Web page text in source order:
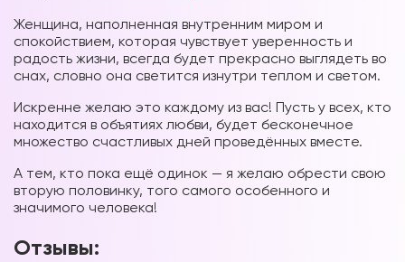
Женщина, наполненная внутренним миром и
спокойствием, которая чувствует уверенность и
радость жизни, всегда будет прекрасно выглядеть во
снах, словно она светится изнутри теплом и светом.
Искренне желаю это каждому из вас! Пусть у всех, кто
находится в объятиях любви, будет бесконечное
множество счастливых дней проведённых вместе.
А тем, кто пока ещё одинок — я желаю обрести свою
вторую половинку, того самого особенного и
значимого человека!
Отзывы: